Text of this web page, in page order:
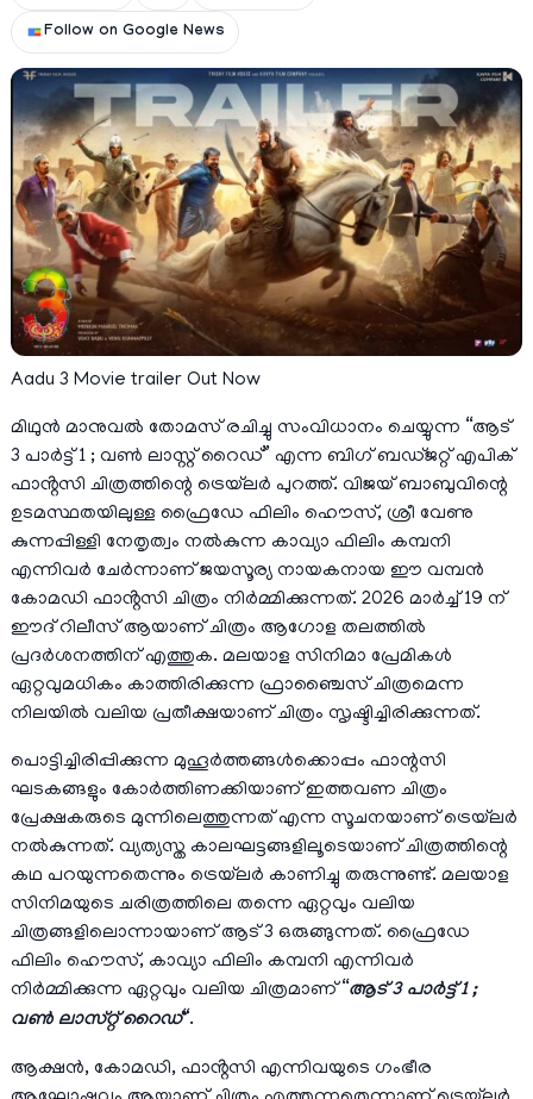
Follow on Google News
Aadu 3 Movie trailer Out Now
മിഥുൻ മാനുവൽ തോമസ് രചിച്ചു സംവിധാനം ചെയ്യുന്ന “ആട്
3 പാർട്ട് 1 ; വൺ ലാസ്റ്റ് റൈഡ്” എന്ന ബിഗ് ബഡ്ജറ്റ് എപിക്
ഫാൻ്റസി ചിത്രത്തിന്റെ ട്രെയ്‌ലർ പുറത്ത്. വിജയ് ബാബുവിന്റെ
ഉടമസ്ഥതയിലുള്ള ഫ്രൈഡേ ഫിലിം ഹൌസ്, ശ്രീ വേണു
കുന്നപ്പിള്ളി നേതൃത്വം നൽകുന്ന കാവ്യാ ഫിലിം കമ്പനി
എന്നിവർ ചേർന്നാണ് ജയസൂര്യ നായകനായ ഈ വമ്പൻ
കോമഡി ഫാൻ്റസി ചിത്രം നിർമ്മിക്കുന്നത്. 2026 മാർച്ച് 19 ന്
ഈദ് റിലീസ് ആയാണ് ചിത്രം ആഗോള തലത്തിൽ
പ്രദർശനത്തിന് എത്തുക. മലയാള സിനിമാ പ്രേമികൾ
ഏറ്റവുമധികം കാത്തിരിക്കുന്ന ഫ്രാഞ്ചൈസ് ചിത്രമെന്ന
നിലയിൽ വലിയ പ്രതീക്ഷയാണ് ചിത്രം സൃഷ്ടിച്ചിരിക്കുന്നത്.
പൊട്ടിച്ചിരിപ്പിക്കുന്ന മുഹൂർത്തങ്ങൾക്കൊപ്പം ഫാന്റസി
ഘടകങ്ങളും കോർത്തിണക്കിയാണ് ഇത്തവണ ചിത്രം
പ്രേക്ഷകരുടെ മുന്നിലെത്തുന്നത് എന്ന സൂചനയാണ് ട്രെയ്‌ലർ
നൽകുന്നത്. വ്യത്യസ്ത കാലഘട്ടങ്ങളിലൂടെയാണ് ചിത്രത്തിന്റെ
കഥ പറയുന്നതെന്നും ട്രെയ്‌ലർ കാണിച്ചു തരുന്നുണ്ട്. മലയാള
സിനിമയുടെ ചരിത്രത്തിലെ തന്നെ ഏറ്റവും വലിയ
ചിത്രങ്ങളിലൊന്നായാണ് ആട് 3 ഒരുങ്ങുന്നത്. ഫ്രൈഡേ
ഫിലിം ഹൌസ്, കാവ്യാ ഫിലിം കമ്പനി എന്നിവർ
നിർമ്മിക്കുന്ന ഏറ്റവും വലിയ ചിത്രമാണ് “ആട് 3 പാർട്ട് 1 ;
വൺ ലാസ്റ്റ് റൈഡ്“.
ആക്ഷൻ, കോമഡി, ഫാൻ്റസി എന്നിവയുടെ ഗംഭീര